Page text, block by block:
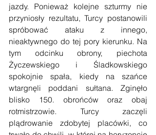
jazdy. Ponieważ kolejne szturmy nie
przyniosły rezultatu, Turcy postanowili
spróbować ataku z innego,
nieaktywnego do tej pory kierunku. Na
tym odcinku obrony, piechota
Życzewskiego i Śladkowskiego
spokojnie spała, kiedy na szańce
wtargnęli poddani sułtana. Zginęło
blisko 150. obrońców oraz obaj
rotmistrzowie. Turcy zaczęli
plądrowanie zdobytej placówki, co